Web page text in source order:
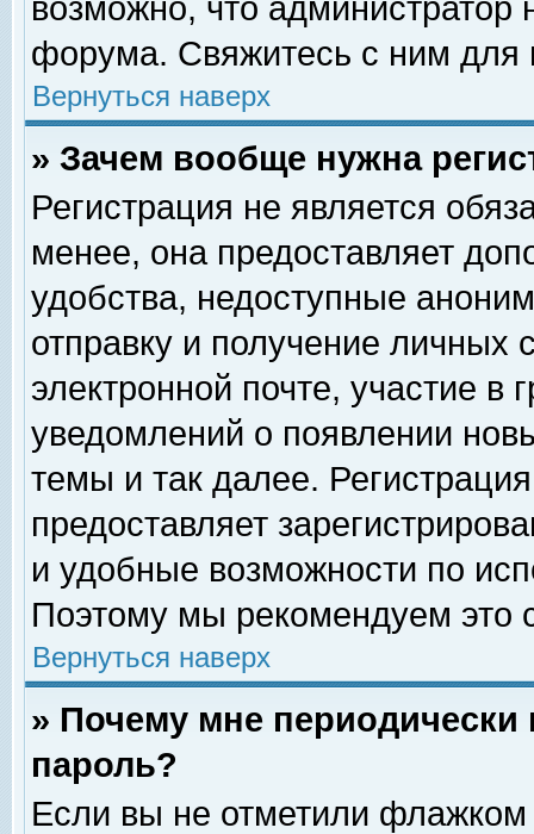
возможно, что
форума. Свяжитесь с ним для
Вернуться наверх
» Зачем вообще нужна
Регистрация не является
менее, она предоставляет
удобства, недоступные
отправку и получение личных
электронной почте, участие в
уведомлений о появлении
темы и так далее.
предоставляет
и удобные возможности по
Поэтому мы рекомендуем это
Вернуться наверх
» Почему мне
пароль?
Если вы не отметили флажком